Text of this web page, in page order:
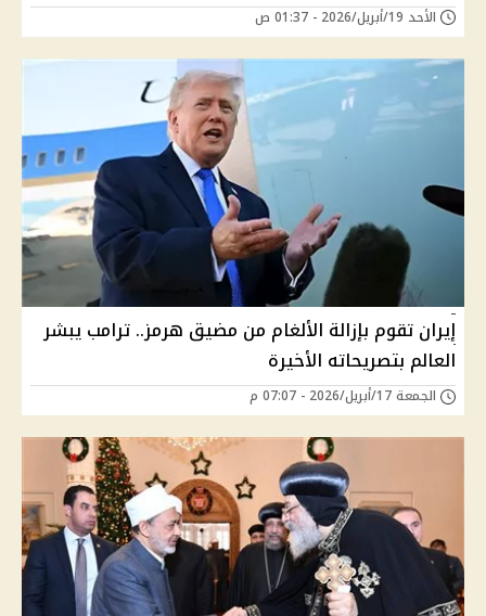
الأحد 19/أبريل/2026 - 01:37 ص
إيران تقوم بإزالة الألغام من مضيق هرمز.. ترامب يبشر
العالم بتصريحاته الأخيرة
الجمعة 17/أبريل/2026 - 07:07 م